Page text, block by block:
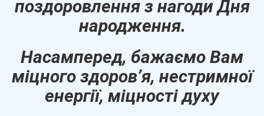
поздоровлення з нагоди Дня
народження.
Насамперед, бажаємо Вам
міцного здоров’я, нестримної
енергії, міцності духу